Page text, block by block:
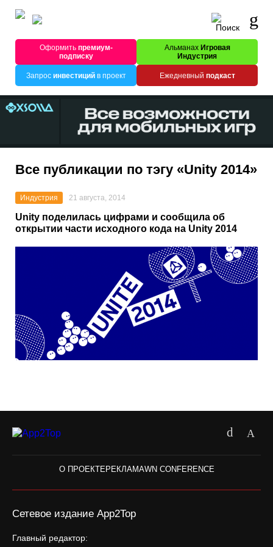
Оформитьпремиум-
подписку
Альманах Игровая
Индустрия
Запрос инвестицийв проект Ежедневный подкаст
Все публикации по тэгу «Unity 2014»
Индустрия 21 августа, 2014
Unity поделилась цифрами и сообщила об
открытии части исходного кода на Unity 2014
О ПРОЕКТЕРЕКЛАМАWN CONFERENCE
Сетевое издание App2Top
Главный редактор: